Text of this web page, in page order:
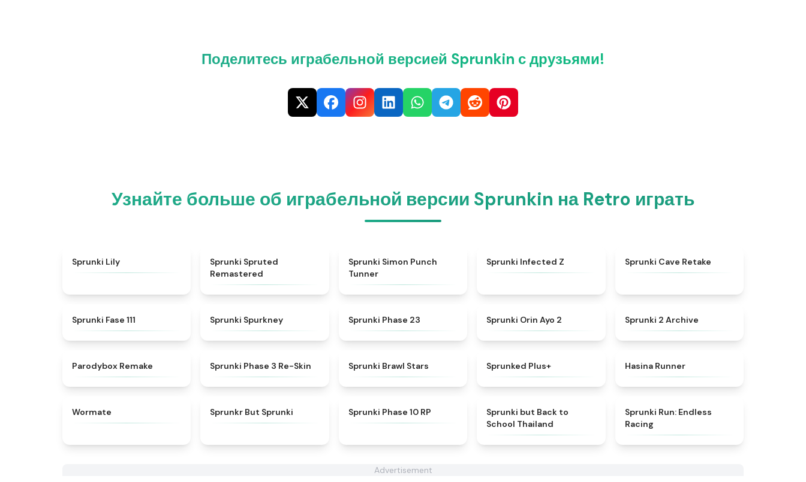
Поделитесь играбельной версией Sprunkin с друзьями!
Узнайте больше об играбельной версии Sprunkin на Retro играть
Sprunki Lily
Sprunki Spruted
Remastered
Sprunki Simon Punch
Tunner
Sprunki Infected Z Sprunki Cave Retake
Sprunki Fase 111 Sprunki Spurkney Sprunki Phase 23 Sprunki Orin Ayo 2 Sprunki 2 Archive
Parodybox Remake ★
Sprunki Phase 3 Re-Skin Sprunki Brawl Stars Sprunked Plus+ Hasina Runner
Wormate Sprunkr But Sprunki Sprunki Phase 10 RP
Sprunki but Back to
School Thailand
Sprunki Run: Endless
Racing
Advertisement